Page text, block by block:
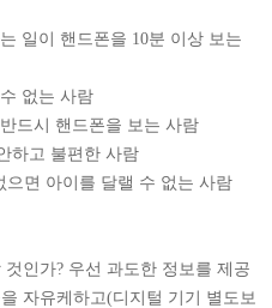
이 핸드폰을 10분 이상 보는
없는 사람
시 핸드폰을 보는 사람
고 불편한 사람
아이를 달랠 수 없는 사람
인가? 우선 과도한 정보를 제공
자유케하고(디지털 기기 별도보